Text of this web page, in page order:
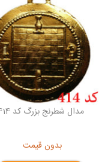
مدال شطرنج بزرگ کد 414
بدون قیمت